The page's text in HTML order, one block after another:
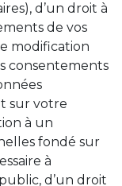
d’un droit à
de vos
modification
consentements
sur votre
à un
fondé sur
à
d’un droit